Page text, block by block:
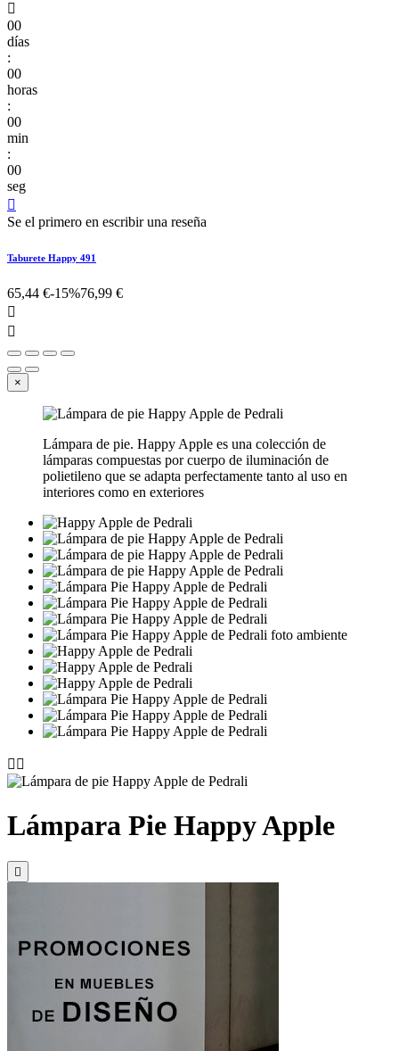

00
días
:
00
horas
:
00
min
:
00
seg

Se el primero en escribir una reseña
Taburete Happy 491
65,44 €-15%76,99 €


×
Lámpara de pie. Happy Apple es una colección de
lámparas compuestas por cuerpo de iluminación de
polietileno que se adapta perfectamente tanto al uso en
interiores como en exteriores
 
Lámpara Pie Happy Apple
